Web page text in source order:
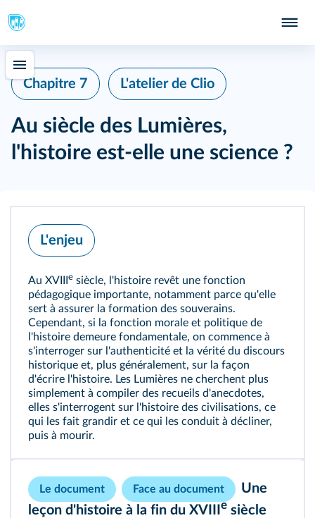
Chapitre 7 L'atelier de Clio
Au siècle des Lumières,
l'histoire est-elle une science ?
L'enjeu
Au XVIII e siècle, l'histoire revêt une fonction
pédagogique importante, notamment parce qu'elle
sert à assurer la formation des souverains.
Cependant, si la fonction morale et politique de
l'histoire demeure fondamentale, on commence à
s'interroger sur l'authenticité et la vérité du discours
historique et, plus généralement, sur la façon
d'écrire l'histoire. Les Lumières ne cherchent plus
simplement à compiler des recueils d'anecdotes,
elles s'interrogent sur l'histoire des civilisations, ce
qui les fait grandir et ce qui les conduit à décliner,
puis à mourir.
Le document Face au document
Une
leçon d'histoire à la fin du XVIII
e siècle